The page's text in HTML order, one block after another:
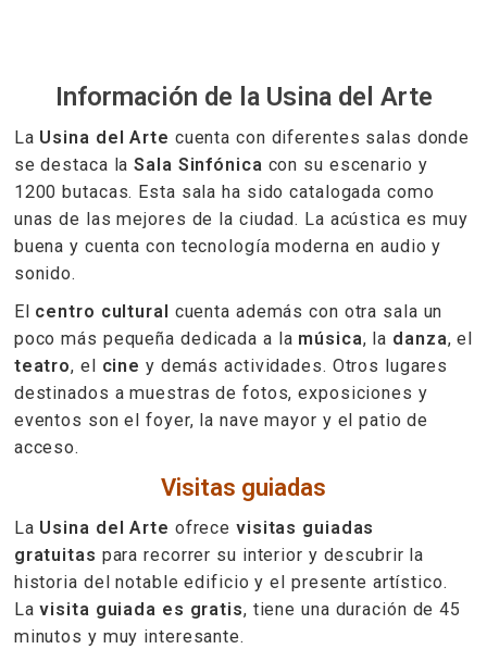
Información de la Usina del Arte
La Usina del Arte cuenta con diferentes salas donde
se destaca laSala Sinfónica con su escenario y
1200 butacas. Esta sala ha sido catalogada como
unas de las mejores de la ciudad. La acústica es muy
buena y cuenta con tecnología moderna en audio y
sonido.
El centro cultural cuenta además con otra sala un
poco más pequeña dedicada a la música, la danza, el
teatro, el cine y demás actividades. Otros lugares
destinados a muestras de fotos, exposiciones y
eventos son el foyer, la nave mayor y el patio de
acceso.
Visitas guiadas
La Usina del Arte ofrece visitas guiadas
gratuitas para recorrer su interior y descubrir la
historia del notable edificio y el presente artístico.
Lavisita guiada es gratis, tiene una duración de 45
minutos y muy interesante.